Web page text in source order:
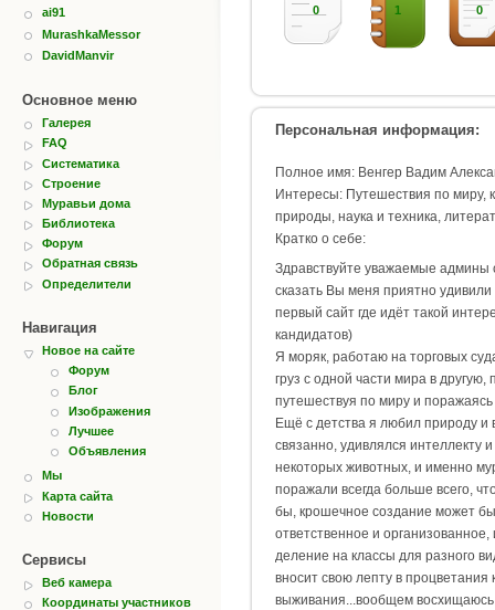
ai91
MurashkaMessor
DavidManvir
Основное меню
Галерея
FAQ
Систематика
Строение
Муравьи дома
Библиотека
Форум
Обратная связь
Определители
Навигация
Новое на сайте
Форум
Блог
Изображения
Лучшее
Объявления
Мы
Карта сайта
Новости
Сервисы
Веб камера
Координаты участников
0 1 0
Персональная информация:
Полное имя: Венгер Вадим
Интересы: Путешествия по миру,
природы, наука и техника,
Кратко о себе:
Здравствуйте уважаемые админы
сказать Вы меня приятно удивили
первый сайт где идёт такой
кандидатов)
Я моряк, работаю на торговых
груз с одной части мира в другую,
путешествуя по миру и
Ещё с детства я любил природу и
связанно, удивлялся интеллекту
некоторых животных, и именно
поражали всегда больше всего,
бы, крошечное создание может
ответственное и организованное,
деление на классы для разного
вносит свою лепту в процветания
выживания...вообщем восхищаюсь